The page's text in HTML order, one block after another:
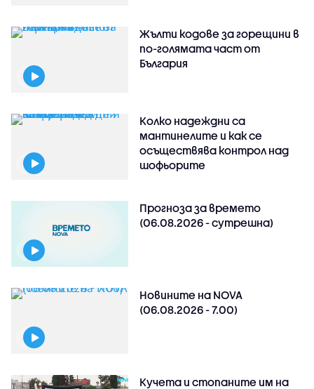
Жълти кодове за горещини в
по-голямата част от
България
Колко надеждни са
мантинелите и как се
осъществява контрол над
шофьорите
Прогноза за времето
(06.08.2026 - сутрешна)
Новините на NOVA
(06.08.2026 - 7.00)
Кучета и стопаните им на